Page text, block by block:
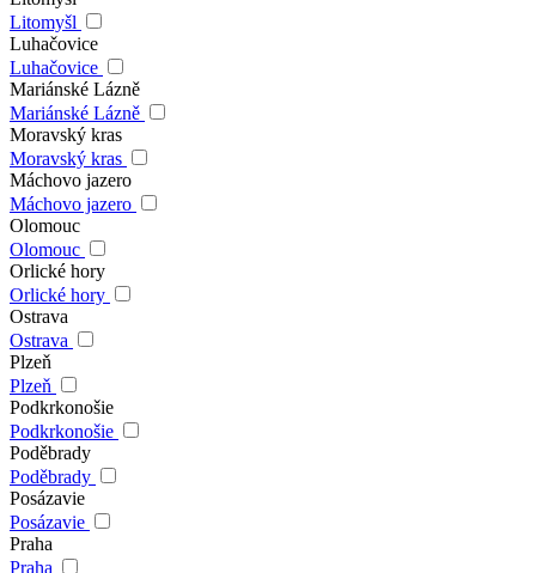
Litomyšl
Luhačovice
Luhačovice
Mariánské Lázně
Mariánské Lázně
Moravský kras
Moravský kras
Máchovo jazero
Máchovo jazero
Olomouc
Olomouc
Orlické hory
Orlické hory
Ostrava
Ostrava
Plzeň
Plzeň
Podkrkonošie
Podkrkonošie
Poděbrady
Poděbrady
Posázavie
Posázavie
Praha
Praha